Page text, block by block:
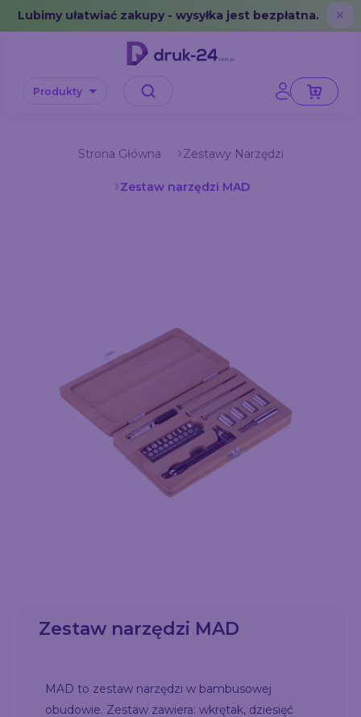
Error: No data in cache or invalid format
Lubimy ułatwiać zakupy - wysyłka jest bezpłatna. ✕
Produkty
Strona Główna Zestawy Narzędzi
Zestaw narzędzi MAD
Zestaw narzędzi MAD
MAD to zestaw narzędzi w bambusowej
obudowie. Zestaw zawiera: wkrętak, dziesięć